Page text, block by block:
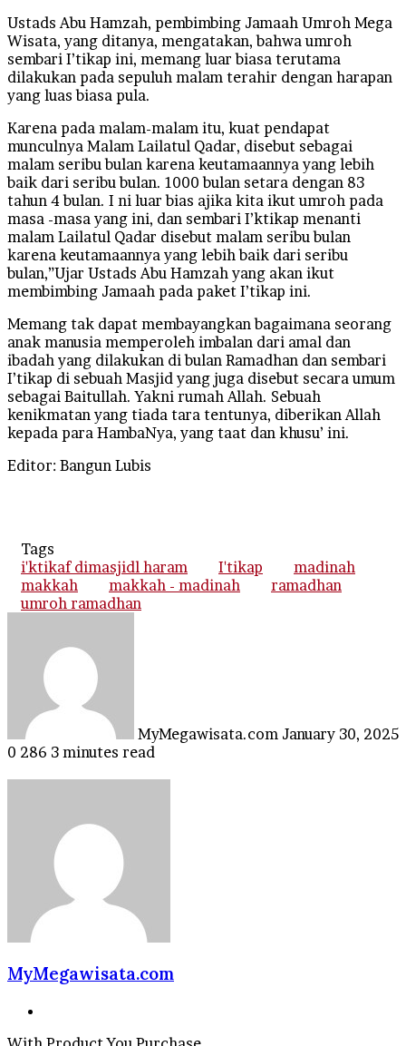
Ustads Abu Hamzah, pembimbing Jamaah Umroh Mega
Wisata, yang ditanya, mengatakan, bahwa umroh
sembari I’tikap ini, memang luar biasa terutama
dilakukan pada sepuluh malam terahir dengan harapan
yang luas biasa pula.
Karena pada malam-malam itu, kuat pendapat
munculnya Malam Lailatul Qadar, disebut sebagai
malam seribu bulan karena keutamaannya yang lebih
baik dari seribu bulan. 1000 bulan setara dengan 83
tahun 4 bulan. I ni luar bias ajika kita ikut umroh pada
masa -masa yang ini, dan sembari I’ktikap menanti
malam Lailatul Qadar disebut malam seribu bulan
karena keutamaannya yang lebih baik dari seribu
bulan,”Ujar Ustads Abu Hamzah yang akan ikut
membimbing Jamaah pada paket I’tikap ini.
Memang tak dapat membayangkan bagaimana seorang
anak manusia memperoleh imbalan dari amal dan
ibadah yang dilakukan di bulan Ramadhan dan sembari
I’tikap di sebuah Masjid yang juga disebut secara umum
sebagai Baitullah. Yakni rumah Allah. Sebuah
kenikmatan yang tiada tara tentunya, diberikan Allah
kepada para HambaNya, yang taat dan khusu’ ini.
Editor: Bangun Lubis
Tags
i'ktikaf dimasjidl haram
I'tikap
madinah
makkah
makkah - madinah
ramadhan
umroh ramadhan
MyMegawisata.com January 30, 2025
0 286 3 minutes read
MyMegawisata.com